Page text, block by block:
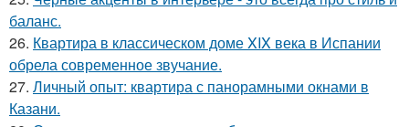
баланс.
26. Квартира в классическом доме XIX века в Испании
обрела современное звучание.
27. Личный опыт: квартира с панорамными окнами в
Казани.